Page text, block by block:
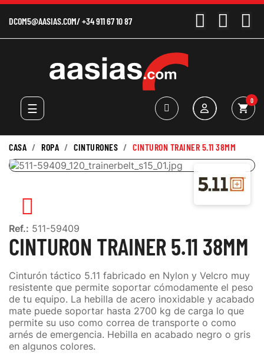
DCOM5@AASIAS.COM/+34 911 67 10 87
Navegación
de
☰ shopping_cart
0
CASA ROPA CINTURONES CINTURON TRAINER 5.11 38MM
Ref.: 511-59409
CINTURON TRAINER 5.11 38MM
Cinturón táctico 5.11 fabricado en Nylon y Velcro muy
resistente que permite soportar cómodamente el peso
de tu equipo. La hebilla de acero inoxidable y acabado
mate puede soportar hasta 2700 kg de carga lo que
permite su uso como correa de transporte o como
arnés de emergencia. Hebilla en acabado negro o gris
en algunos colores.